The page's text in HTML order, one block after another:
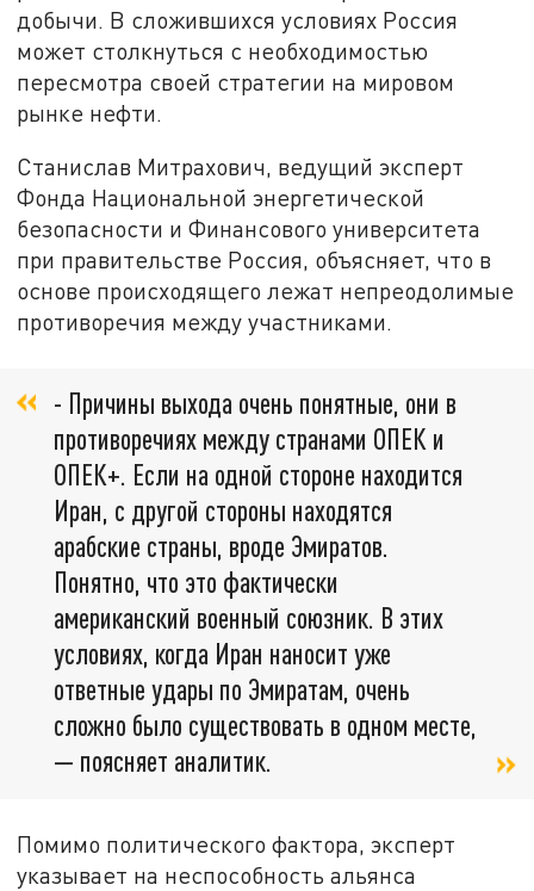
добычи. В сложившихся условиях Россия
может столкнуться с необходимостью
пересмотра своей стратегии на мировом
рынке нефти.
Станислав Митрахович, ведущий эксперт
Фонда Национальной энергетической
безопасности и Финансового университета
при правительстве Россия, объясняет, что в
основе происходящего лежат непреодолимые
противоречия между участниками.
- Причины выхода очень понятные, они в
противоречиях между странами ОПЕК и
ОПЕК+. Если на одной стороне находится
Иран, с другой стороны находятся
арабские страны, вроде Эмиратов.
Понятно, что это фактически
американский военный союзник. В этих
условиях, когда Иран наносит уже
ответные удары по Эмиратам, очень
сложно было существовать в одном месте,
— поясняет аналитик.
Помимо политического фактора, эксперт
указывает на неспособность альянса